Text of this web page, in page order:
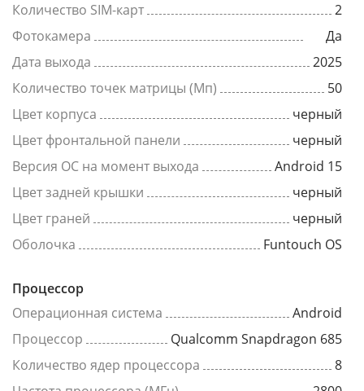
Количество SIM-карт
2
Фотокамера
Да
Дата выхода
2025
Количество точек матрицы (Мп)
50
Цвет корпуса
черный
Цвет фронтальной панели
черный
Версия ОС на момент выхода
Android 15
Цвет задней крышки
черный
Цвет граней
черный
Оболочка
Funtouch OS
Процессор
Операционная система
Android
Процессор
Qualcomm Snapdragon 685
Количество ядер процессора
8